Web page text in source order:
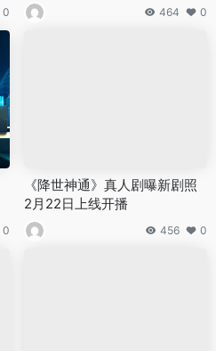
0 464 0
0
《降世神通》真人剧曝新剧照
2月22日上线开播
456 0